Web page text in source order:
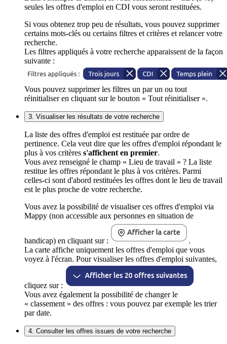
seules les offres d'emploi en CDI vous seront restituées.
Si vous obtenez trop peu de résultats, vous pouvez supprimer
certains mots-clés ou certains filtres et critères et relancer votre
recherche.
Les filtres appliqués à votre recherche apparaissent de la façon
suivante :
Vous pouvez supprimer les filtres un par un ou tout
réinitialiser en cliquant sur le bouton « Tout réinitialiser ».
3. Visualiser les résultats de votre recherche
La liste des offres d'emploi est restituée par ordre de
pertinence. Cela veut dire que les offres d'emploi répondant le
plus à vos critères s'affichent en premier.
Vous avez renseigné le champ « Lieu de travail » ? La liste
restitue les offres répondant le plus à vos critères. Parmi
celles-ci sont d'abord restituées les offres dont le lieu de travail
est le plus proche de votre recherche.
Vous avez la possibilité de visualiser ces offres d'emploi via
Mappy (non accessible aux personnes en situation de
handicap) en cliquant sur :
.
La carte affiche uniquement les offres d'emploi que vous
voyez à l'écran. Pour visualiser les offres d'emploi suivantes,
cliquez sur :
Vous avez également la possibilité de changer le
« classement » des offres : vous pouvez par exemple les trier
par date.
4. Consulter les offres issues de votre recherche